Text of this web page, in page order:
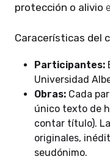
protección o alivio
Caracerísticas del
Participantes:
Universidad
Obras: Cada
único texto de
contar título).
originales,
seudónimo.